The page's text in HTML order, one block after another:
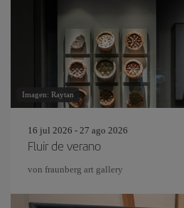
Imagen: Raytan
16 jul 2026 - 27 ago 2026
Fluir de verano
von fraunberg art gallery